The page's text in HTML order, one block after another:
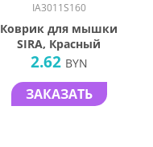
IA3011S160
Коврик для мышки
SIRA, Красный
2.62 BYN
ЗАКАЗАТЬ